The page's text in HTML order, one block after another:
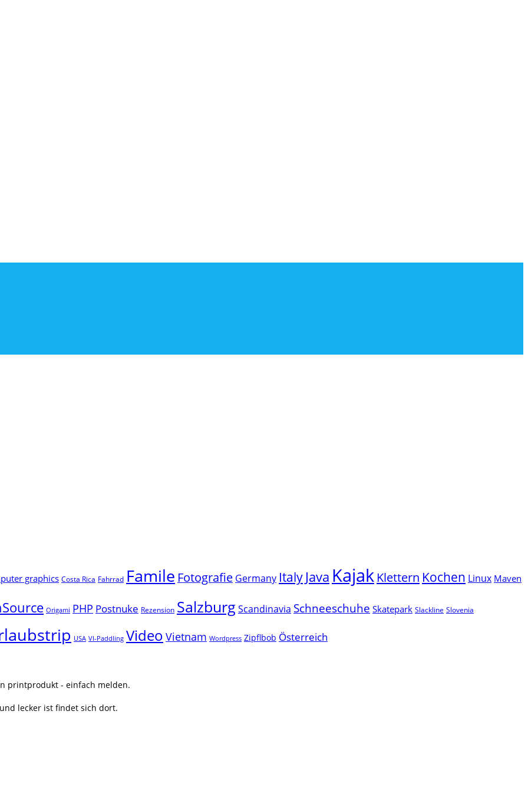
graphics Costa Rica Fahrrad Famile Fotografie Germany Italy Java Kajak Klettern Kochen Linux Maven
Origami PHP Postnuke Rezension SalzburgScandinavia Schneeschuhe Skatepark Slackline Slovenia
USA VI-Paddling Video Vietnam Wordpress Zipflbob Österreich
printprodukt - einfach melden.
lecker ist findet sich dort.